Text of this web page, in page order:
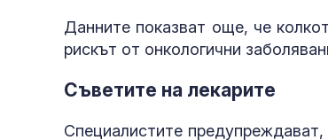
Данните показват още, че
рискът от онкологични
Съветите на лекарите
Специалистите